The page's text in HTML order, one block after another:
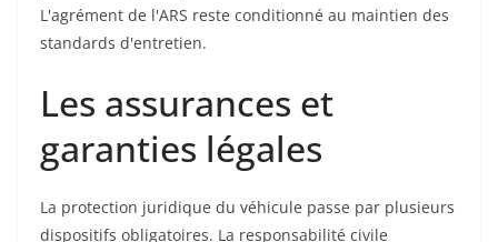
L'agrément de l'ARS reste conditionné au maintien des
standards d'entretien.
Les assurances et
garanties légales
La protection juridique du véhicule passe par plusieurs
dispositifs obligatoires. La responsabilité civile